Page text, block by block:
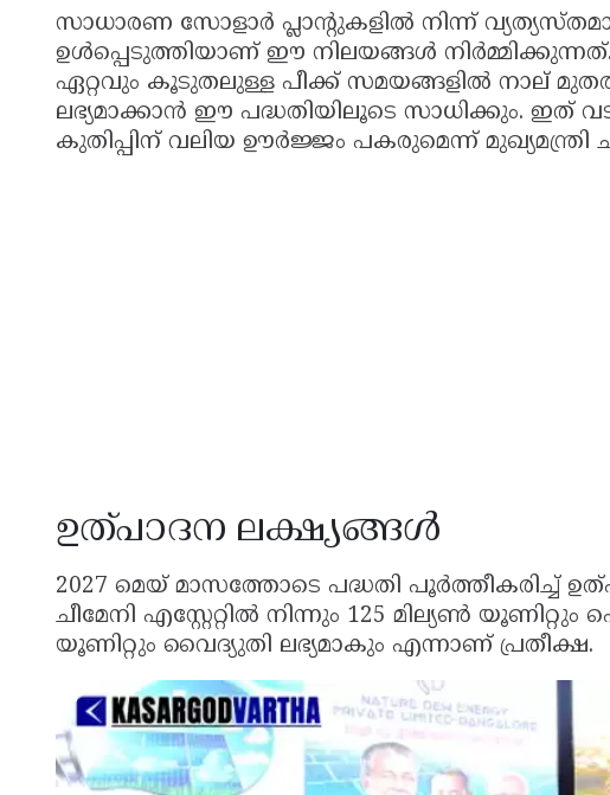
സാധാരണ സോളാർ പ്ലാന്റുകളിൽ നിന്ന്
ഉൾപ്പെടുത്തിയാണ് ഈ നിലയങ്ങൾ
ഏറ്റവും കൂടുതലുള്ള പീക്ക് സമയങ്ങളിൽ നാല്
ലഭ്യമാക്കാൻ ഈ പദ്ധതിയിലൂടെ സാധിക്കും. ഇത്
കുതിപ്പിന് വലിയ ഊർജ്ജം പകരുമെന്ന് മുഖ്യമന്ത്രി
ഉത്പാദന ലക്ഷ്യങ്ങൾ
2027 മെയ് മാസത്തോടെ പദ്ധതി പൂർത്തീകരിച്ച്
ചീമേനി എസ്റ്റേറ്റിൽ നിന്നും 125 മില്യൺ
യൂണിറ്റും വൈദ്യുതി ലഭ്യമാകും എന്നാണ് പ്രതീക്ഷ.